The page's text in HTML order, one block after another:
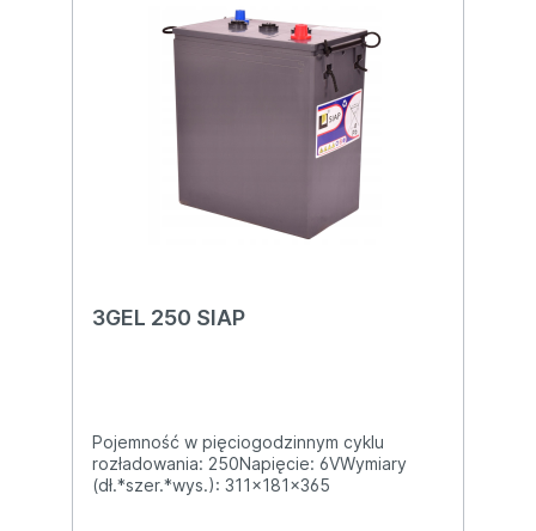
3GEL 250 SIAP
Pojemność w pięciogodzinnym cyklu
rozładowania: 250Napięcie: 6VWymiary
(dł.*szer.*wys.): 311x181x365